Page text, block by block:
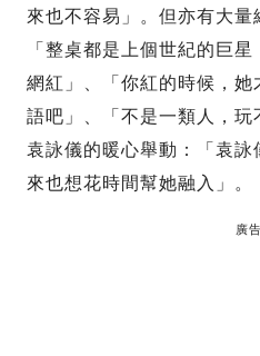
來也不容易」。但亦有大量
「整桌都是上個世紀的巨
網紅」、「你紅的時候，
語吧」、「不是一類人，
袁詠儀的暖心舉動：「袁
來也想花時間幫她融入」。
廣告